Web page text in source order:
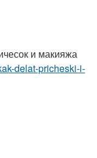
и макияжа
delat-pricheski-i-